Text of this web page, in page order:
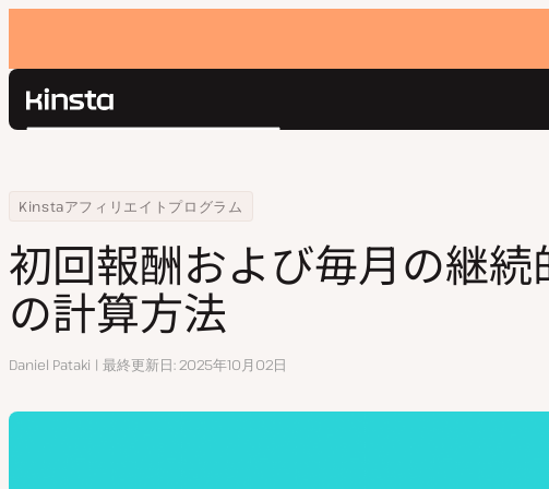
Kinsta®
価格設定
お問い合わせ
検
Home
リソースセンター
Kinstaアフィリエイトプログラム
初回報酬および毎月の継続的な報酬の計算方法
初回報酬および毎月の継続
の計算方法
執
Daniel Pataki 最終更新日 2025年10月02日